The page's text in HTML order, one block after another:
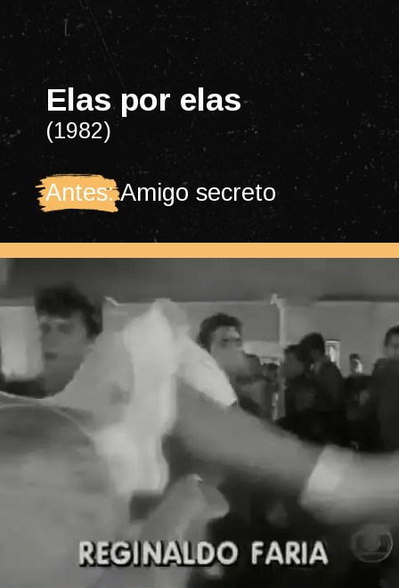
(1982)
Elas por elas
Antes: Amigo secreto